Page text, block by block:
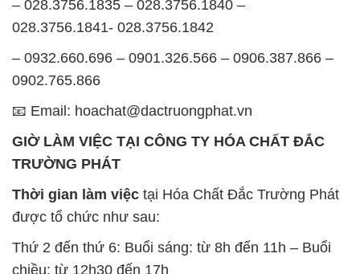
📧 Email: hoachat@dactruongphat.vn
TRƯỜNG PHÁT
được tổ chức như sau:
Thứ 2 đến thứ 6: Buổi sáng: từ 8h đến 11h – Buổi
chiều: từ 12h30 đến 17h
Thứ 7: Buổi sáng: từ 8h đến 11h – Buổi chiều: từ
12h30 đến 16h
Chủ nhật: Nghỉ chủ nhật hàng tuần